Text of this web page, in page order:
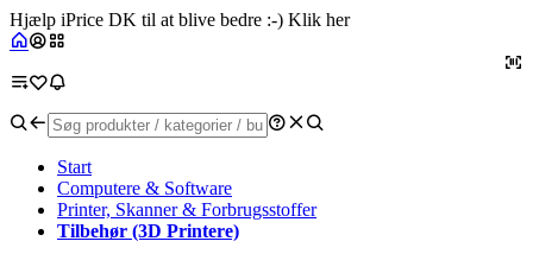
Hjælp iPrice DK til at blive bedre :-) Klik her
Start
Computere & Software
Printer, Skanner & Forbrugsstoffer
Tilbehør (3D Printere)